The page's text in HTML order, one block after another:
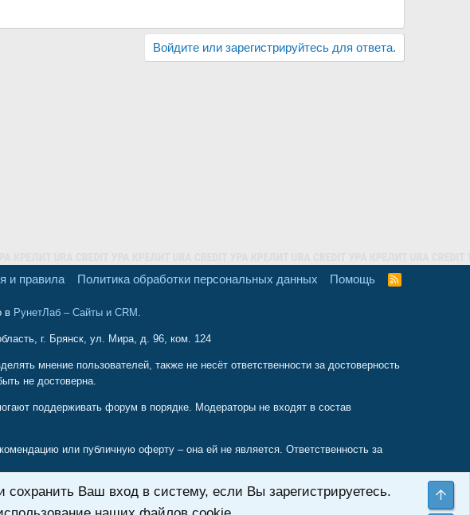
Войдите или зарегистрируйтесь для ответа.
и правила Политика обработки персональных данных Помощь
в РунетЛаб – Сайты и CRM .
г. Брянск, ул. Мира, д. 96, ком. 124
мнение пользователей, также не несёт ответственности за достоверность
не достоверна.
поддерживать форум в порядке. Модераторы не входят в состав
или публичную оферту – она ей не является. Ответственность за
по прямым или косвенным советам найденным на этом форуме, форум является
могут дать вам советы которые не оправдают ваших ожиданий и могут
Ваш вход в систему, если Вы зарегистрируетесь.